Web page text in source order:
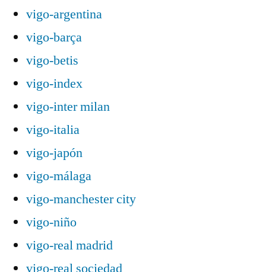
vigo-argentina
vigo-barça
vigo-betis
vigo-index
vigo-inter milan
vigo-italia
vigo-japón
vigo-málaga
vigo-manchester city
vigo-niño
vigo-real madrid
vigo-real sociedad